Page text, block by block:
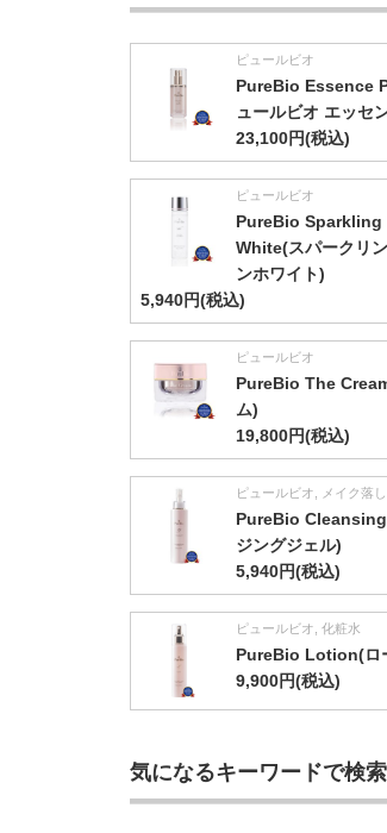
ピュールビオ
PureBio Essence
ュールビオ エッセ
23,100円(税込)
ピュールビオ
PureBio
White(スパークリ
ンホワイト)
5,940円(税込)
ピュールビオ
PureBio The
ム)
19,800円(税込)
ピュールビオ メイク落し
PureBio
ジングジェル)
5,940円(税込)
ピュールビオ 化粧水
PureBio Lotion(ロ
9,900円(税込)
気になるキーワードで検索